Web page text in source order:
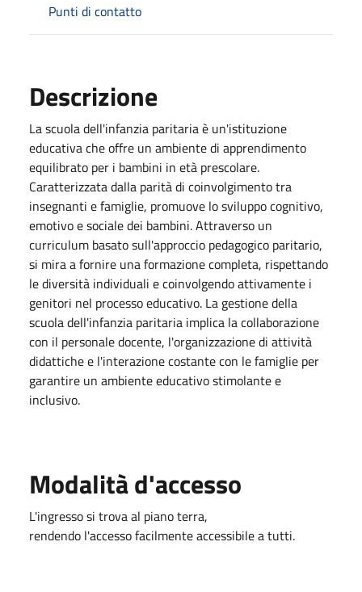
Punti di contatto
Descrizione
La scuola dell'infanzia paritaria è un'istituzione
educativa che offre un ambiente di apprendimento
equilibrato per i bambini in età prescolare.
Caratterizzata dalla parità di coinvolgimento tra
insegnanti e famiglie, promuove lo sviluppo cognitivo,
emotivo e sociale dei bambini. Attraverso un
curriculum basato sull'approccio pedagogico paritario,
si mira a fornire una formazione completa, rispettando
le diversità individuali e coinvolgendo attivamente i
genitori nel processo educativo. La gestione della
scuola dell'infanzia paritaria implica la collaborazione
con il personale docente, l'organizzazione di attività
didattiche e l'interazione costante con le famiglie per
garantire un ambiente educativo stimolante e
inclusivo.
Modalità d'accesso
L'ingresso si trova al piano terra,
rendendo l'accesso facilmente accessibile a tutti.